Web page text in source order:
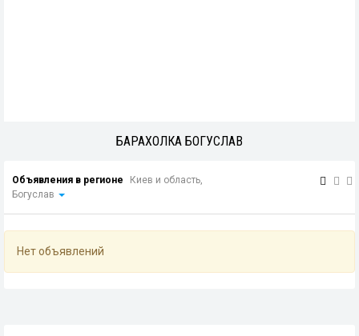
БАРАХОЛКА БОГУСЛАВ
Объявления в регионе
Киев и область,
Богуслав
Нет объявлений